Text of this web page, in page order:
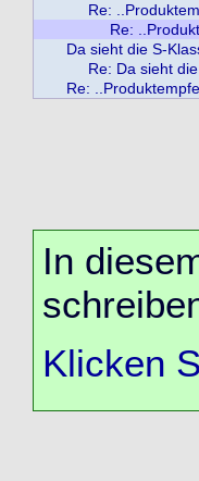
Re:
Re:
Da sieht die S-
Re: Da sieht
Re:
In
Klicken